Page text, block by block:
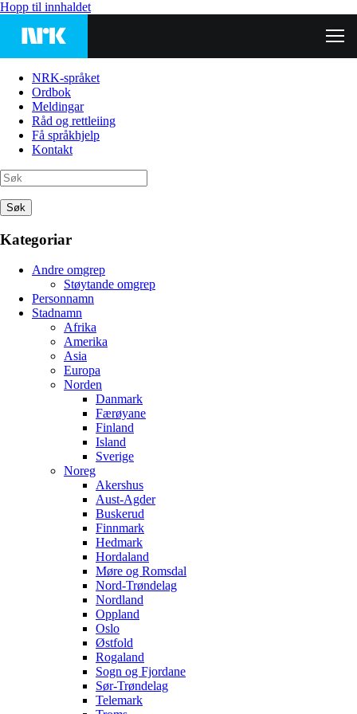
Hopp til innhaldet
NRK-språket
Ordbok
Meldingar
Råd og rettleiing
Få språkhjelp
Kontakt
Søk
Kategoriar
Andre omgrep
Støytande omgrep
Personnamn
Stadnamn
Afrika
Amerika
Asia
Europa
Norden
Danmark
Færøyane
Finland
Island
Sverige
Noreg
Akershus
Aust-Agder
Buskerud
Finnmark
Hedmark
Hordaland
Møre og Romsdal
Nord-Trøndelag
Nordland
Oppland
Oslo
Østfold
Rogaland
Sogn og Fjordane
Sør-Trøndelag
Telemark